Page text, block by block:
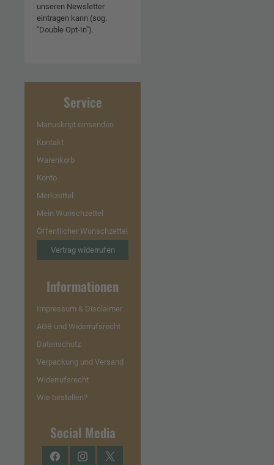
unseren Newsletter
eintragen kann (sog.
"Double Opt-In").
Service
Manuskript einsenden
Kontakt
Warenkorb
Konto
Merkzettel
Mein Wunschzettel
Öffentlicher Wunschzettel
Vertrag widerrufen
Informationen
Impressum & Disclaimer
AGB und Widerrufsrecht
Datenschutz
Verpackung und Versand
Widerrufsrecht
Wie bestellen?
Social Media
FacebookInstagramTwitter